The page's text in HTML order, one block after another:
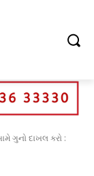
ગુનો દાખલ કરો :